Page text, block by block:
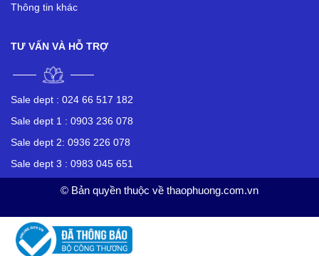
Thông tin khác
TƯ VẤN VÀ HỖ TRỢ
Sale dept : 024 66 517 182
Sale dept 1 : 0903 236 078
Sale dept 2: 0936 226 078
Sale dept 3 : 0983 045 651
© Bản quyền thuộc về thaophuong.com.vn